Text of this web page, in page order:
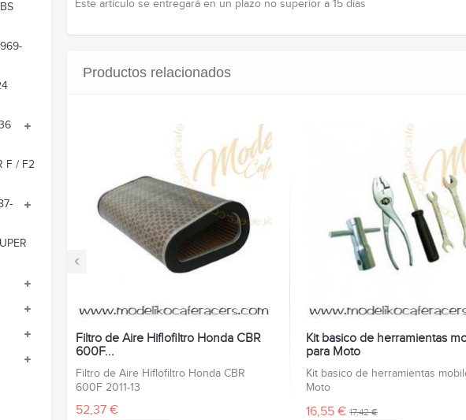
F / F2
Este articulo se entregará en un plazo no superior a 15 dias
Productos relacionados
‹
Filtro de Aire Hiflofiltro Honda CBR
600F...
Filtro de Aire Hiflofiltro Honda CBR
600F 2011-13
52,37 €
Kit basico de herramientas
para Moto
Kit basico de herramientas
Moto
16,55 € 17,42 €